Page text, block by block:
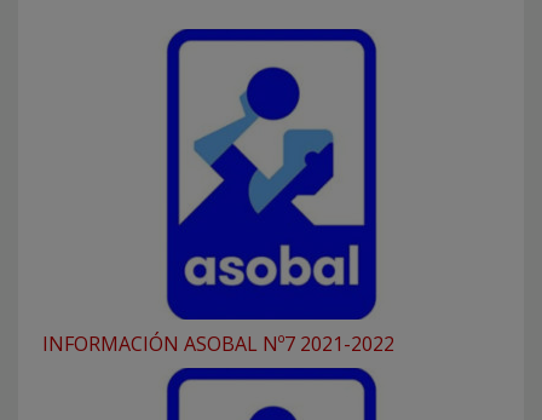
INFORMACIÓN ASOBAL Nº7 2021-2022